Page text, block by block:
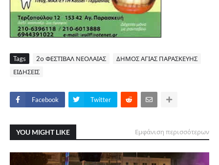
Tags 2ο ΦΕΣΤΙΒΑΛ ΝΕΟΛΑΙΑΣ
ΔΗΜΟΣ ΑΓΙΑΣ ΠΑΡΑΣΚΕΥΗΣ
ΕΙΔΗΣΕΙΣ
Facebook Twitter
YOU MIGHT LIKE Εμφάνιση περισσότερων